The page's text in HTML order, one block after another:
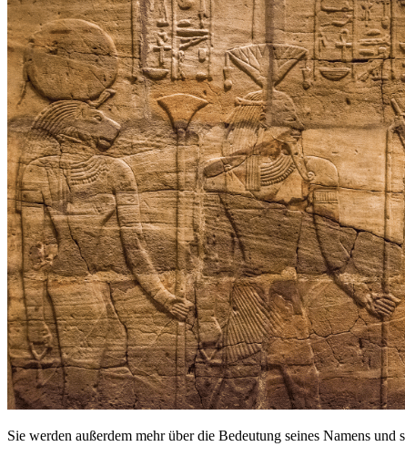
Sie werden außerdem mehr über die Bedeutung seines Namens